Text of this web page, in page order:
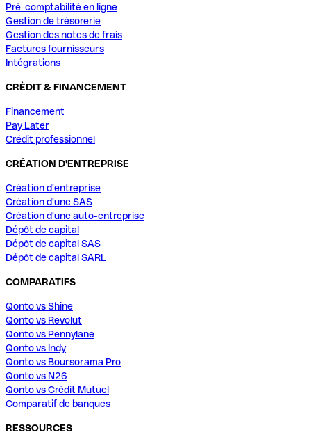
Pré-comptabilité en ligne
Gestion de trésorerie
Gestion des notes de frais
Factures fournisseurs
Intégrations
CRÈDIT & FINANCEMENT
Financement
Pay Later
Crédit professionnel
CRÉATION D'ENTREPRISE
Création d'entreprise
Création d'une SAS
Création d'une auto-entreprise
Dépôt de capital
Dépôt de capital SAS
Dépôt de capital SARL
COMPARATIFS
Qonto vs Shine
Qonto vs Revolut
Qonto vs Pennylane
Qonto vs Indy
Qonto vs Boursorama Pro
Qonto vs N26
Qonto vs Crédit Mutuel
Comparatif de banques
RESSOURCES